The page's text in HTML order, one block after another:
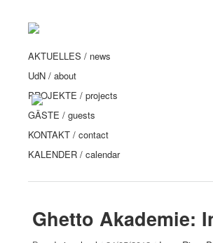
AKTUELLES / news
UdN / about
PROJEKTE / projects
GÄSTE / guests
KONTAKT / contact
KALENDER / calendar
Ghetto Akademie: